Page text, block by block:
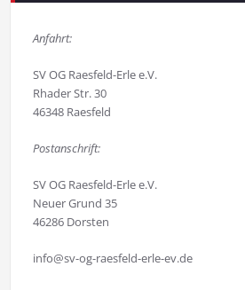
Anfahrt:
SV OG Raesfeld-Erle e.V.
Rhader Str. 30
46348 Raesfeld
Postanschrift:
SV OG Raesfeld-Erle e.V.
Neuer Grund 35
46286 Dorsten
info@sv-og-raesfeld-erle-ev.de